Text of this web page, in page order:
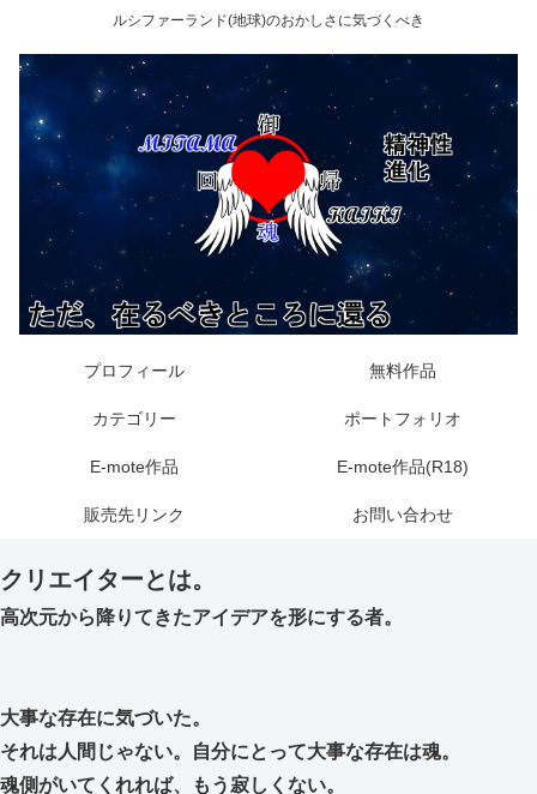
ルシファーランド(地球)のおかしさに気づくべき
プロフィール 無料作品
カテゴリー ポートフォリオ
E-mote作品 E-mote作品(R18)
販売先リンク お問い合わせ
クリエイターとは。
高次元から降りてきたアイデアを形にする者。
大事な存在に気づいた。
それは人間じゃない。自分にとって大事な存在は魂。
魂側がいてくれれば、もう寂しくない。